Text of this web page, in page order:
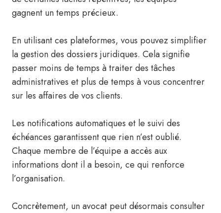
gagnent un temps précieux.
En utilisant ces plateformes, vous pouvez simplifier
la gestion des dossiers juridiques. Cela signifie
passer moins de temps à traiter des tâches
administratives et plus de temps à vous concentrer
sur les affaires de vos clients.
Les notifications automatiques et le suivi des
échéances garantissent que rien n’est oublié.
Chaque membre de l’équipe a accès aux
informations dont il a besoin, ce qui renforce
l’organisation.
Concrètement, un avocat peut désormais consulter